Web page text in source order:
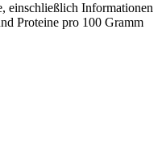
einschließlich Informationen
Proteine pro 100 Gramm